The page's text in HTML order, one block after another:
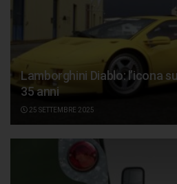
Lamborghini Diablo: l’icona
35 anni
25 SETTEMBRE 2025